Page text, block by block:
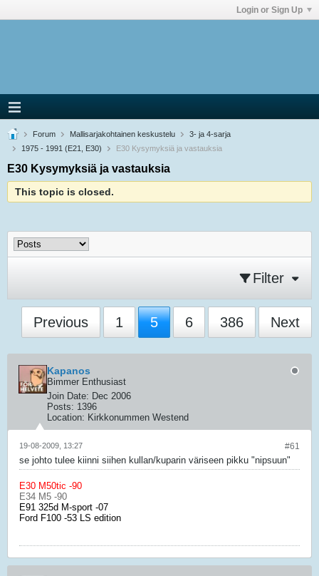
Login or Sign Up
Forum Mallisarjakohtainen keskustelu
3- ja 4-sarja
1975 - 1991 (E21, E30)
E30 Kysymyksiä ja vastauksia
E30 Kysymyksiä ja vastauksia
This topic is closed.
Filter
Previous 1 5 6 386 Next
Kapanos
Bimmer Enthusiast
Join Date: Dec 2006
Posts: 1396
Location: Kirkkonummen Westend
#61
19-08-2009, 13:27
se johto tulee kiinni siihen kullan/kuparin väriseen pikku "nipsuun"
E30 M50tic -90
E34 M5 -90
E91 325d M-sport -07
Ford F100 -53 LS edition